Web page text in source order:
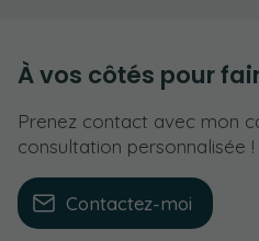
À vos côtés pour
Prenez contact avec mon
consultation personnalisée !
Contactez-moi